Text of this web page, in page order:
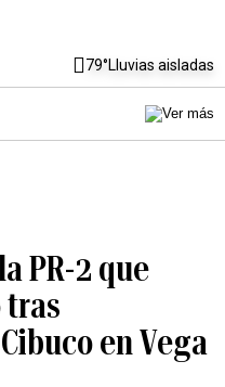
79°Lluvias aisladas
PR-2 que
tras
en Vega